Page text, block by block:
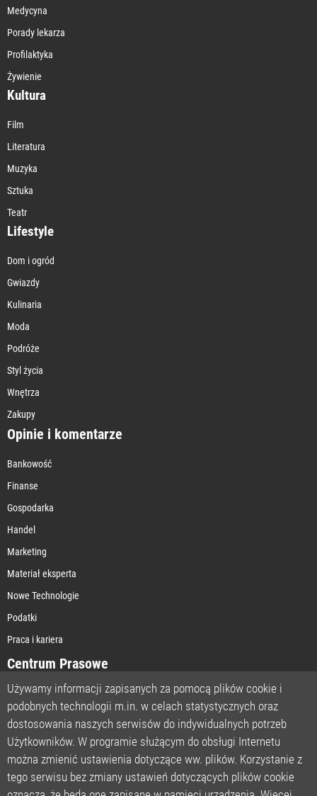
Medycyna
Porady lekarza
Profilaktyka
Żywienie
Kultura
Film
Literatura
Muzyka
Sztuka
Teatr
Lifestyle
Dom i ogród
Gwiazdy
Kulinaria
Moda
Podróże
Styl życia
Wnętrza
Zakupy
Opinie i komentarze
Bankowość
Finanse
Gospodarka
Handel
Marketing
Materiał eksperta
Nowe Technologie
Podatki
Praca i kariera
Centrum Prasowe
STRONA GŁÓWNA
O NAS
POLITYKA PRYWATNOŚCI
REGULAMIN
Używamy informacji zapisanych za pomocą plików cookie i
podobnych technologii m.in. w celach statystycznych oraz
dostosowania naszych serwisów do indywidualnych potrzeb
Użytkowników. W programie służącym do obsługi Internetu
można zmienić ustawienia dotyczące ww. plików. Korzystanie z
tego serwisu bez zmiany ustawień dotyczących plików cookie